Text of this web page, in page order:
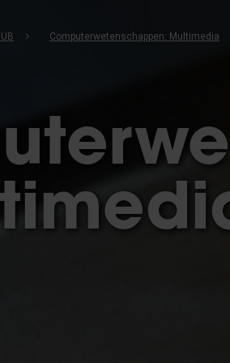
Computerwetenschappen: Multimedia